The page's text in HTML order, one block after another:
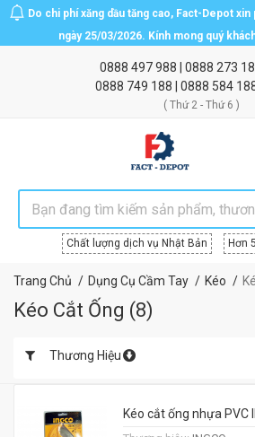
Do chi phí xăng dầu tăng cao, Fact-Depot
ngày 25/03/2026. Kính mong quý
0888 497 988 0888 273
0888 749 188
0888 584
( Thứ 2 - Thứ 6 )
Chất lượng dịch vụ Nhật Bản Hơn
Trang Chủ Dụng Cụ Cầm Tay Kéo
Kéo Cắt Ống (8)
Thương Hiệu
Kéo cắt ống nhựa PVC